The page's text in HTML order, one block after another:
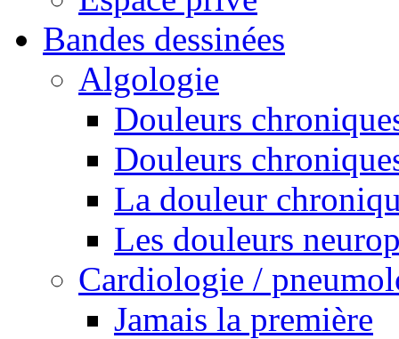
Bandes dessinées
Algologie
Douleurs
Douleurs
La douleur
Les douleurs
Cardiologie /
Jamais la première